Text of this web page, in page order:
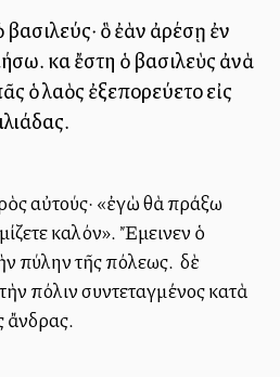
βασιλεύς· ὃ ἐὰν ἀρέσῃ ἐν
καὶ ἔστη ὁ βασιλεὺς ἀνὰ
ὁ λαὸς ἐξεπορεύετο εἰς
αὐτούς· «ἐγὼ θὰ πράξω
καλόν». Ἔμεινεν ὁ
πύλην τῆς πόλεως. Ὁ δὲ
πόλιν συντεταγμένος κατὰ
ἄνδρας.